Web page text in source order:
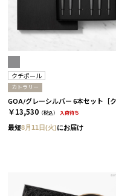
クチポール
カトラリー
￥13,530 （税込） 入荷待ち
最短8月11日(火)にお届け